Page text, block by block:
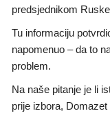
predsjednikom
Tu informaciju
napomenuo – da to
problem.
Na naše pitanje je li
prije izbora,